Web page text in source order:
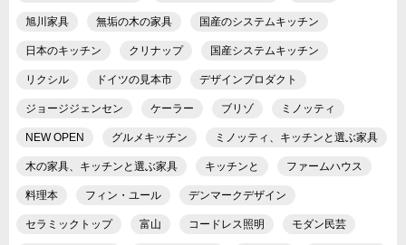
旭川家具 無垢の木の家具 国産のシステムキッチン
日本のキッチン クリナップ 国産システムキッチン
リクシル ドイツの見本市 デザインプロダクト
ジョージジェンセン ケーラー ブリゾ ミノッティ
NEW OPEN グルメキッチン ミノッティ、キッチンと選ぶ家具
木の家具、キッチンと選ぶ家具 キッチンと ファームハウス
料理本 フィン・ユール デンマークデザイン
セラミックトップ 富山 コードレス照明 モダン民芸